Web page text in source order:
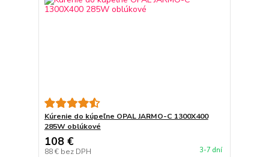
Kúrenie do kúpeľne OPAL JARMO-C 1300X400
285W oblúkové
108 €
88 € bez DPH 3-7 dní